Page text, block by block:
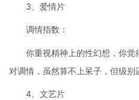
3、爱情片
调情指数：
你重视精神上的性幻想，你觉
对调情，虽然算不上呆子，但级
4、文艺片